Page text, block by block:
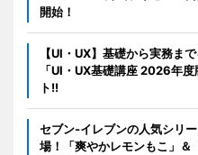
開始！
【UI・UX】基礎から実務ま
「UI・UX基礎講座 2026年
ト!!
セブン‐イレブンの人気シリ
場！「爽やかレモンもこ」＆